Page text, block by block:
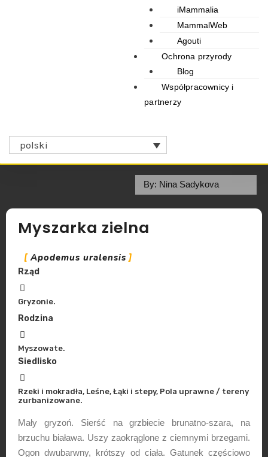
iMammalia
MammalWeb
Agouti
Ochrona przyrody
Blog
Współpracownicy i
partnerzy
polski
Myszarka zielna
Apodemus uralensis
Rząd
Gryzonie.
Rodzina
Myszowate.
Siedlisko
Rzeki i mokradła, Leśne, Łąki i stepy, Pola uprawne / tereny
zurbanizowane.
Mały gryzoń. Sierść na grzbiecie brunatno-szara, na
brzuchu biaława. Uszy zaokrąglone z ciemnymi brzegami.
Ogon dwubarwny, krótszy od ciała. Gatunek częściowo
By: Nina Sadykova